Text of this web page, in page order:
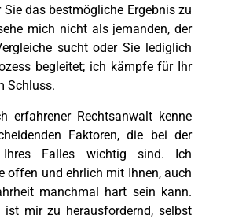
das bestmögliche Ergebnis zu
mich nicht als jemanden, der
sucht oder Sie lediglich
begleitet; ich kämpfe für Ihr
Schluss.
erfahrener Rechtsanwalt kenne
Faktoren, die bei der
Ihres Falles wichtig sind. Ich
offen und ehrlich mit Ihnen, auch
manchmal hart sein kann.
ist mir zu herausfordernd, selbst